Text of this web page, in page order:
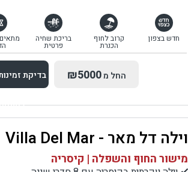
חדש בצפון קרוב לחוף
הכנרת
בריכת שחיה
פרטית
החל מ₪5000 בדיקת
בדיקת וילה דל מאר - Villa Del Mar
מישור החוף והשפלה | קיסריה